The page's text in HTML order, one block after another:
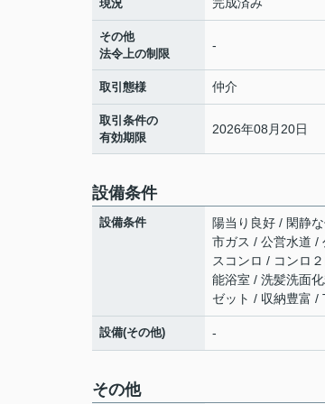
現況
その他
法令上の制限
-
取引態様 仲介
取引条件の
有効期限
2026年08月20日
設備条件
設備条件
陽当り良好 / 閑静
市ガス / 公営水道 /
スコンロ / コンロ
能浴室 / 洗髪洗面
ゼット / 収納豊富 /
設備(その他) -
その他